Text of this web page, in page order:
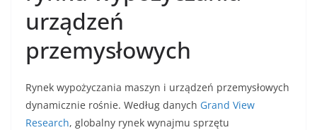
urządzeń
przemysłowych
Rynek wypożyczania maszyn i urządzeń przemysłowych
dynamicznie rośnie. Według danych Grand View
Research, globalny rynek wynajmu sprzętu